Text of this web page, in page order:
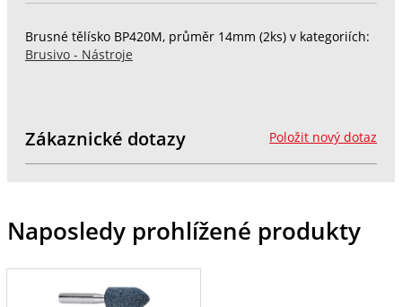
Brusné tělísko BP420M, průměr 14mm (2ks) v kategoriích:
Brusivo - Nástroje
Položit nový dotaz
Zákaznické dotazy
Naposledy prohlížené produkty